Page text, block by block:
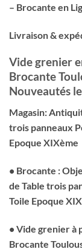
– Brocante en
Livraison &
Vide grenier
Brocante
Nouveautés
Magasin:
trois panneaux
Epoque XIXème
• Brocante :
de Table trois
Toile Epoque
• Vide grenier
Brocante